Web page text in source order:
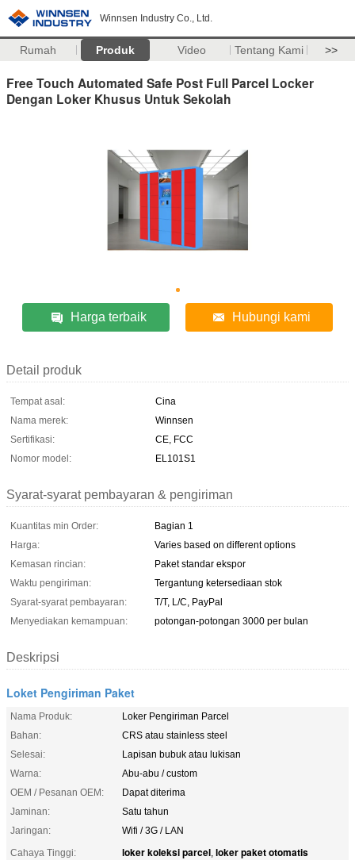
Winnsen Industry Co., Ltd.
Rumah Produk Video Tentang Kami >>
Free Touch Automated Safe Post Full Parcel Locker
Dengan Loker Khusus Untuk Sekolah
Harga terbaik Hubungi kami
Detail produk
Tempat asal:
Cina
Nama merek:
Winnsen
Sertifikasi:
CE, FCC
Nomor model:
EL101S1
Syarat-syarat pembayaran & pengiriman
Kuantitas min Order:
Bagian 1
Harga:
Varies based on different options
Kemasan rincian:
Paket standar ekspor
Waktu pengiriman:
Tergantung ketersediaan stok
Syarat-syarat pembayaran:
T/T, L/C, PayPal
Menyediakan kemampuan:
potongan-potongan 3000 per bulan
Deskripsi
Loket Pengiriman Paket
Nama Produk:
Loker Pengiriman Parcel
Bahan:
CRS atau stainless steel
Selesai:
Lapisan bubuk atau lukisan
Warna:
Abu-abu / custom
OEM / Pesanan OEM:
Dapat diterima
Jaminan:
Satu tahun
Jaringan:
Wifi / 3G / LAN
Cahaya Tinggi:
loker koleksi parcel, loker paket otomatis